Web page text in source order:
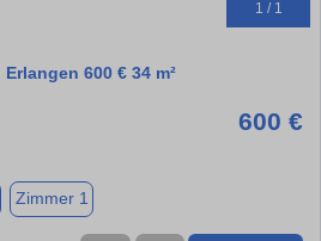
1 / 1
600 € 34 m²
600 €
Zimmer 1